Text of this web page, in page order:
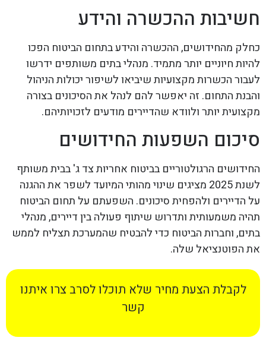
חשיבות ההכשרה והידע
כחלק מהחידושים, ההכשרה והידע בתחום הביטוח הפכו
להיות חיוניים יותר מתמיד. מנהלי בתים משותפים ידרשו
לעבור הכשרות מקצועיות שיביאו לשיפור יכולות הניהול
והבנת התחום. זה יאפשר להם לנהל את הסיכונים בצורה
מקצועית יותר ולוודא שהדיירים מודעים לזכויותיהם.
סיכום השפעות החידושים
החידושים הרגולטוריים בביטוח אחריות צד ג' בבית משותף
לשנת 2025 מציגים שינוי מהותי המיועד לשפר את ההגנה
על הדיירים ולהפחית סיכונים. השפעתם על תחום הביטוח
תהיה משמעותית ותדרוש שיתוף פעולה בין דיירים, מנהלי
בתים, וחברות הביטוח כדי להבטיח שהמערכת תצליח לממש
את הפוטנציאל שלה.
לקבלת הצעת מחיר שלא תוכלו לסרב צרו איתנו
קשר